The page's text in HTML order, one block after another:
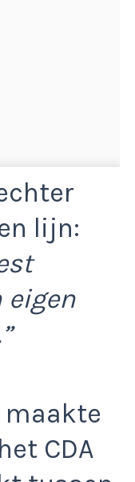
lijn:
eigen
maakte
CDA